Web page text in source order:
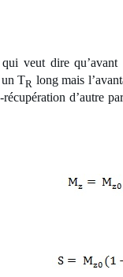
veut dire qu’avant
un TR long mais
d’autre